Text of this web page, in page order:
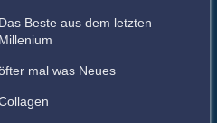
Das Beste aus dem letzten
Millenium
mal was Neues